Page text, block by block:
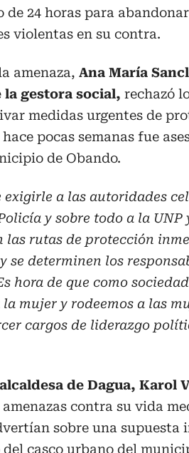
de 24 horas para
violentas en su contra.
amenaza, Ana María
la gestora social, rechazó
medidas urgentes de
pocas semanas fue
de Obando.
exigirle a las autoridades
y sobre todo a la UNP
las rutas de protección
se determinen los
hora de que como
mujer y rodeemos a las
cargos de liderazgo
de Dagua, Karol
contra su vida
sobre una supuesta
casco urbano del